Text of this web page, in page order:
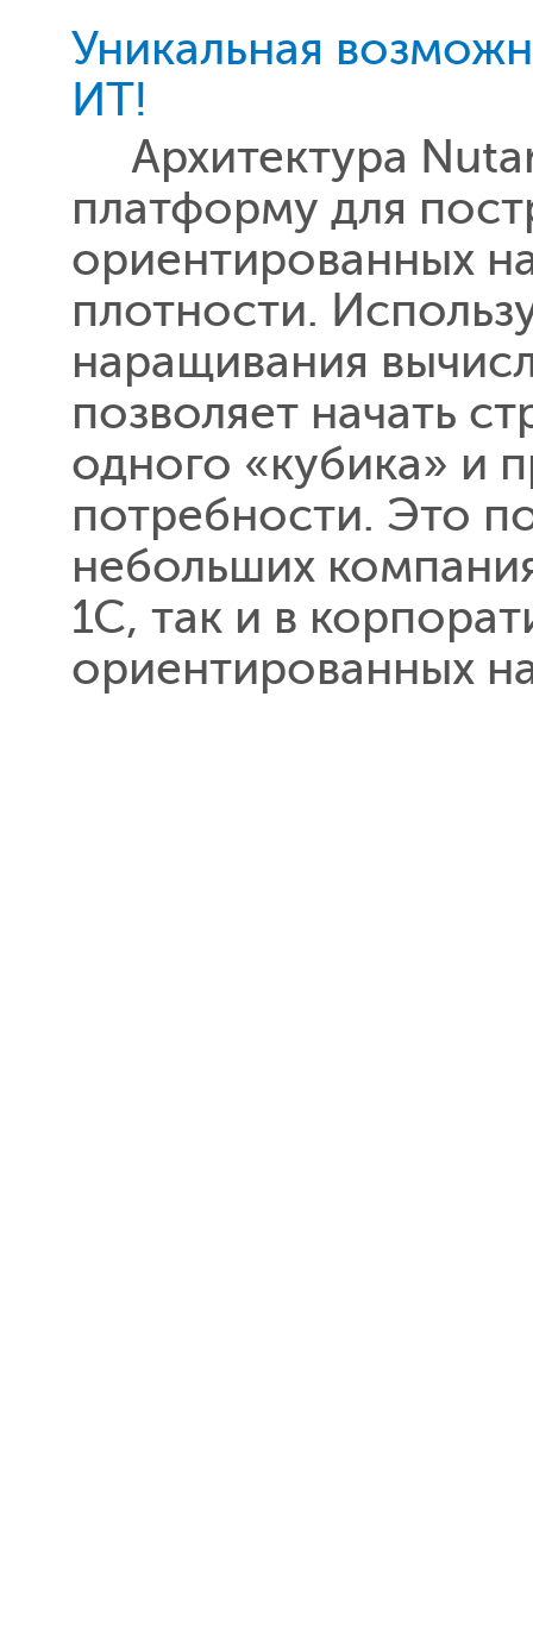
Уникальная
ИТ!
Архитектура
платформу для
ориентированных
плотности.
наращивания
позволяет начать
одного «кубика» и
потребности. Это
небольших
1С, так и в
ориентированных